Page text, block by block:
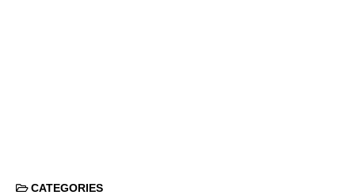
CATEGORIES